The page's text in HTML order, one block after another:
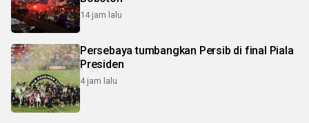
14 jam lalu
Persebaya tumbangkan Persib di final Piala
Presiden
4 jam lalu